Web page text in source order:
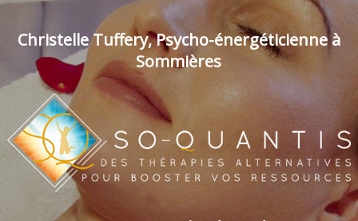
Christelle Tuffery, Psycho-énergéticienne à
Sommières